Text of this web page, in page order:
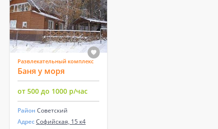
Развлекательный комплекс
Баня у моря
от 500 до 1000 р/час
Район Советский
АдресСофийская, 15 к4